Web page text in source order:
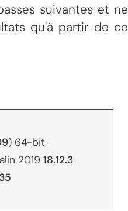
suivantes et ne
qu'à partir de ce
) 64-bit
2019 18.12.3